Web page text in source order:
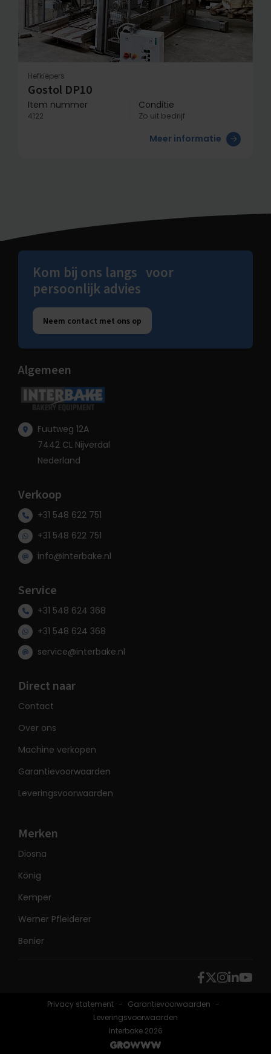
Hefkiepers
Gostol DP10
Item nummer
4122
Conditie
Zo uit bedrijf
Meer informatie
Kom bij ons langs voor
persoonlijk advies
Neem contact met ons op
Algemeen
Fuutweg 12A
7442 CL Nijverdal
Nederland
Verkoop
+31 548 622 751
+31 548 622 751
info@interbake.nl
Service
+31 548 624 368
+31 548 624 368
service@interbake.nl
Direct naar
Contact
Over ons
Machine verkopen
Garantievoorwaarden
Leveringsvoorwaarden
Merken
Diosna
König
Kemper
Werner Pfleiderer
Benier
Privacy statement
Garantievoorwaarden
Leveringsvoorwaarden
Interbake 2026